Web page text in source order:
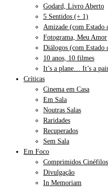
Godard, Livro Aberto
5 Sentidos (+ 1)
Amizade (com Estado
Fotograma, Meu Amor
Diálogos (com Estado
10 anos, 10 filmes
It’s a plane… It’s a
Críticas
Cinema em Casa
Em Sala
Noutras Salas
Raridades
Recuperados
Sem Sala
Em Foco
Comprimidos Cinéfilos
Divulgação
In Memoriam